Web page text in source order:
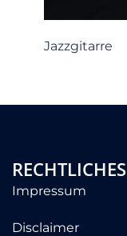
Jazzgitarre
RECHTLICHES
Impressum
Disclaimer